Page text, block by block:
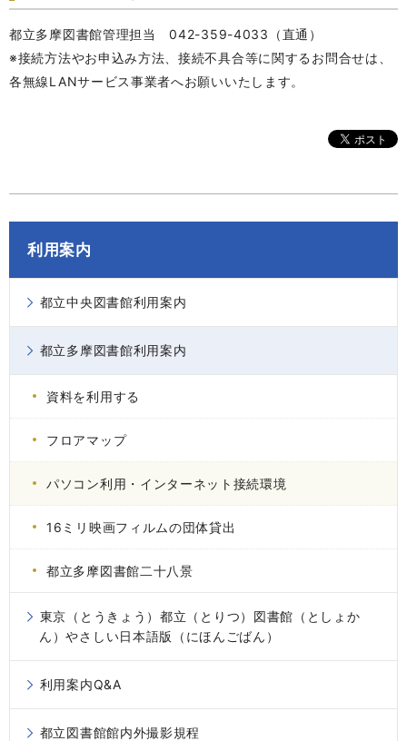
都立多摩図書館管理担当 042-359-4033（直通）
※接続方法やお申込み方法、接続不具合等に関するお問合せは、
各無線LANサービス事業者へお願いいたします。
利用案内
都立中央図書館利用案内
都立多摩図書館利用案内
資料を利用する
フロアマップ
パソコン利用・インターネット接続環境
16ミリ映画フィルムの団体貸出
都立多摩図書館二十八景
東京（とうきょう）都立（とりつ）図書館（としょか
ん）やさしい日本語版（にほんごばん）
利用案内Q&A
都立図書館館内外撮影規程